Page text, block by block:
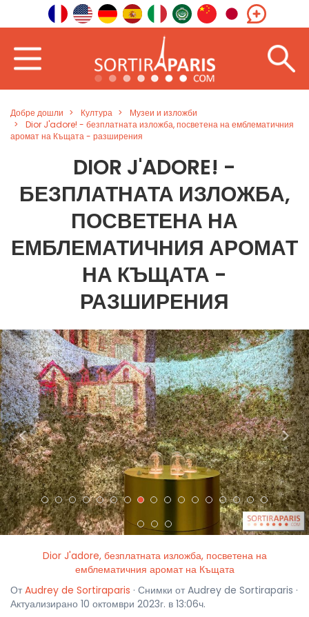
Добре дошли Култура
Музеи и изложби
Dior J'adore! - безплатната изложба, посветена на емблематичния
аромат на Къщата - разширения
DIOR J'ADORE! -
БЕЗПЛАТНАТА ИЗЛОЖБА,
ПОСВЕТЕНА НА
ЕМБЛЕМАТИЧНИЯ АРОМАТ
НА КЪЩАТА -
РАЗШИРЕНИЯ
< >
Dior J'adore, безплатната изложба, посветена на
емблематичния аромат на Къщата
От Audrey de Sortiraparis · Снимки от Audrey de Sortiraparis ·
Актуализирано 10 октомври 2023г. в 13:06ч.